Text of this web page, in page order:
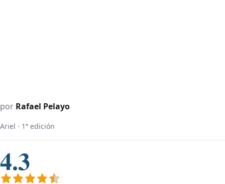
por Rafael Pelayo
Ariel · 1ª edición
4.3